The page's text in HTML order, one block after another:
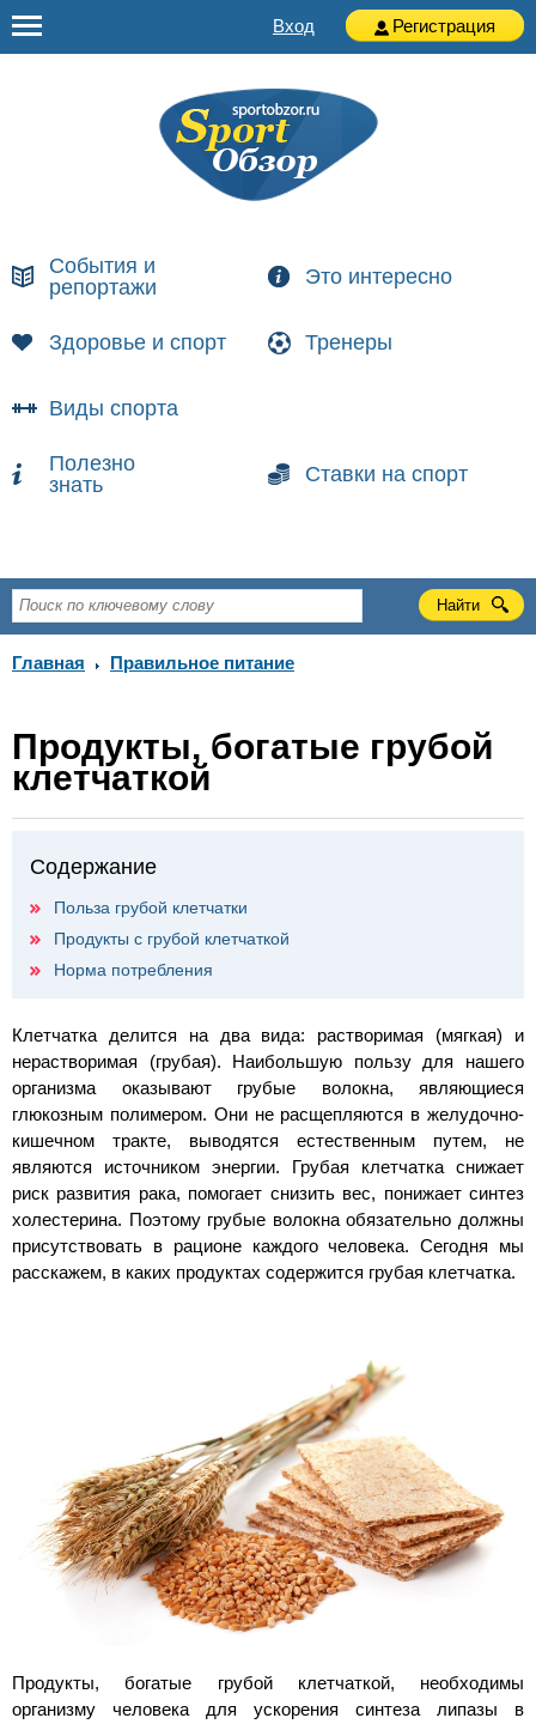
Вход Регистрация
События и
репортажи
Это интересно
Здоровье и спорт Тренеры
Виды спорта
Полезно
знать
Ставки на спорт
Главная Правильное питание
Продукты, богатые грубой
клетчаткой
Содержание
Польза грубой клетчатки
Продукты с грубой клетчаткой
Норма потребления
Клетчатка делится на два вида: растворимая (мягкая) и
нерастворимая (грубая). Наибольшую пользу для нашего
организма оказывают грубые волокна, являющиеся
глюкозным полимером. Они не расщепляются в желудочно-
кишечном тракте, выводятся естественным путем, не
являются источником энергии. Грубая клетчатка снижает
риск развития рака, помогает снизить вес, понижает синтез
холестерина. Поэтому грубые волокна обязательно должны
присутствовать в рационе каждого человека. Сегодня мы
расскажем, в каких продуктах содержится грубая клетчатка.
Продукты, богатые грубой клетчаткой, необходимы
организму человека для ускорения синтеза липазы в